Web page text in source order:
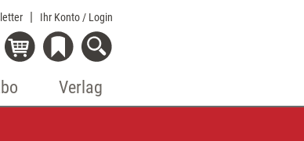
Ihr Konto / Login
Verlag